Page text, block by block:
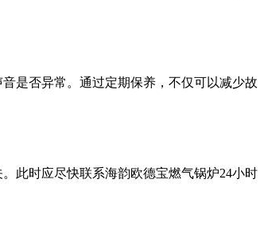
是否异常。通过定期保养，不仅可以减少故
此时应尽快联系海韵欧德宝燃气锅炉24小时